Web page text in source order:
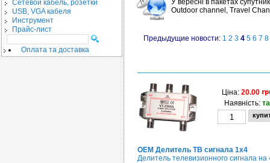
Сетевой кабель, розетки
USB, VGA кабеля
Инструмент
Прайс-лист
Оплата та доставка
У вересні в пакетах
Outdoor channel, Travel
Предыдущие новости: 1 2 3 4 5 6 7 8
Ціна: 20.00
Наявність:
OEM Делитель ТВ сигнала 1х4
Делитель телевизионного сигнала на